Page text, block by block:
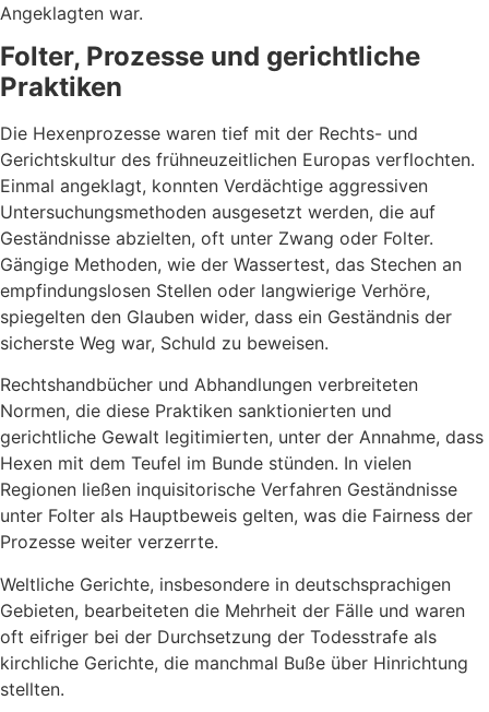
Angeklagten war.
Folter, Prozesse und gerichtliche
Praktiken
Die Hexenprozesse waren tief mit der Rechts- und
Gerichtskultur des frühneuzeitlichen Europas verflochten.
Einmal angeklagt, konnten Verdächtige aggressiven
Untersuchungsmethoden ausgesetzt werden, die auf
Geständnisse abzielten, oft unter Zwang oder Folter.
Gängige Methoden, wie der Wassertest, das Stechen an
empfindungslosen Stellen oder langwierige Verhöre,
spiegelten den Glauben wider, dass ein Geständnis der
sicherste Weg war, Schuld zu beweisen.
Rechtshandbücher und Abhandlungen verbreiteten
Normen, die diese Praktiken sanktionierten und
gerichtliche Gewalt legitimierten, unter der Annahme, dass
Hexen mit dem Teufel im Bunde stünden. In vielen
Regionen ließen inquisitorische Verfahren Geständnisse
unter Folter als Hauptbeweis gelten, was die Fairness der
Prozesse weiter verzerrte.
Weltliche Gerichte, insbesondere in deutschsprachigen
Gebieten, bearbeiteten die Mehrheit der Fälle und waren
oft eifriger bei der Durchsetzung der Todesstrafe als
kirchliche Gerichte, die manchmal Buße über Hinrichtung
stellten.